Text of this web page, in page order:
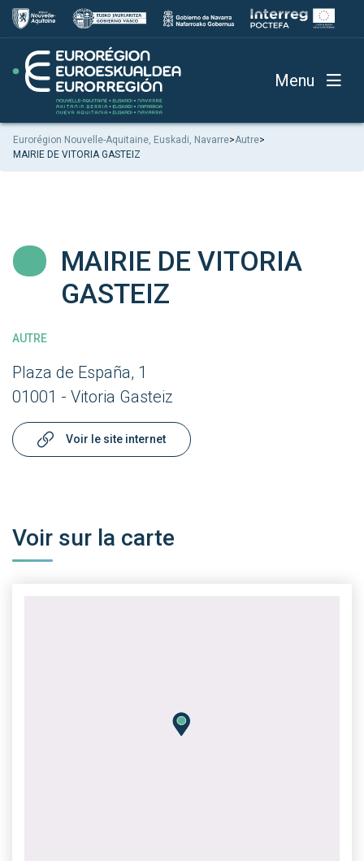
Menu
Eurorégion Nouvelle-Aquitaine, Euskadi, Navarre>Autre>
MAIRIE DE VITORIA GASTEIZ
MAIRIE DE VITORIA
GASTEIZ
AUTRE
Plaza de España, 1
01001 - Vitoria Gasteiz
Voir le site internet
Voir sur la carte